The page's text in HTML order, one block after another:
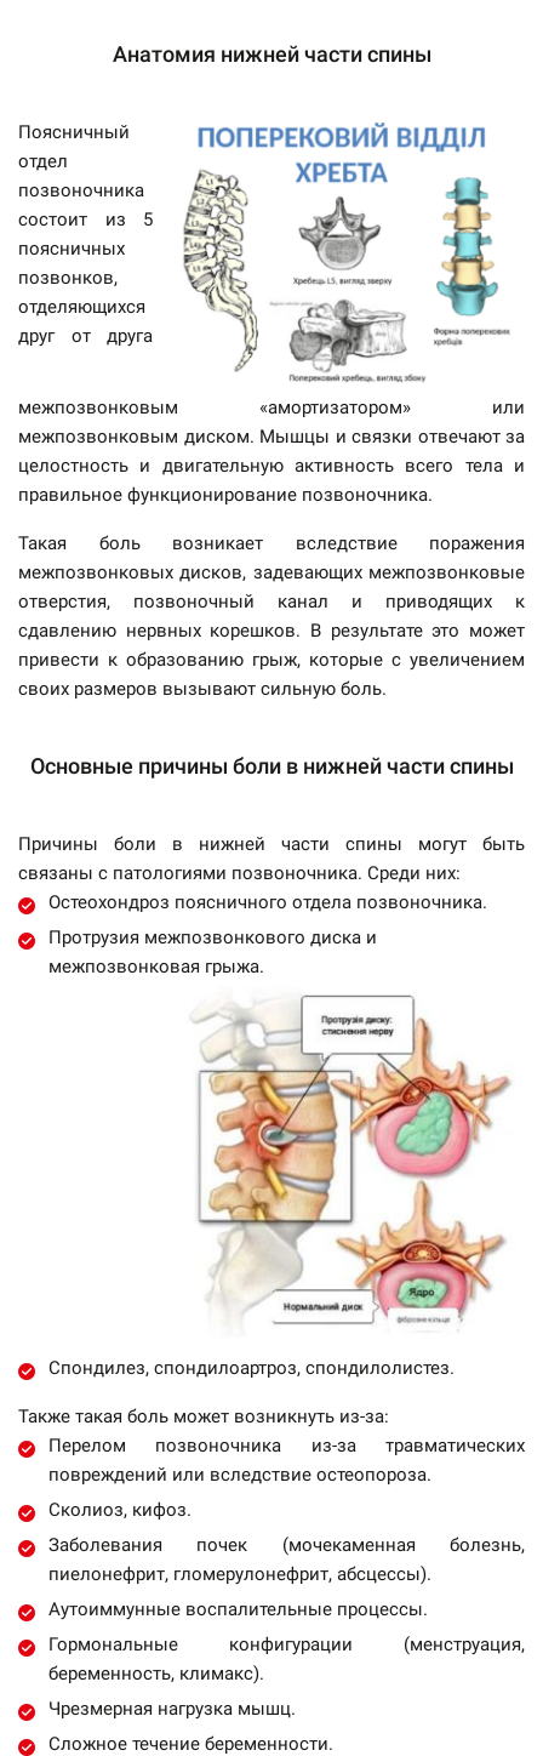
Анатомия нижней части спины
Поясничный
отдел
позвоночника
состоит из 5
поясничных
позвонков,
отделяющихся
друг от друга
межпозвонковым «амортизатором» или
межпозвонковым диском. Мышцы и связки отвечают за
целостность и двигательную активность всего тела и
правильное функционирование позвоночника.
Такая боль возникает вследствие поражения
межпозвонковых дисков, задевающих межпозвонковые
отверстия, позвоночный канал и приводящих к
сдавлению нервных корешков. В результате это может
привести к образованию грыж, которые с увеличением
своих размеров вызывают сильную боль.
Основные причины боли в нижней части спины
Причины боли в нижней части спины могут быть
связаны с патологиями позвоночника. Среди них:
Остеохондроз поясничного отдела позвоночника.
Протрузия межпозвонкового диска и
межпозвонковая грыжа.
Спондилез, спондилоартроз, спондилолистез.
Также такая боль может возникнуть из-за:
Перелом позвоночника из-за травматических
повреждений или вследствие остеопороза.
Сколиоз, кифоз.
Заболевания почек (мочекаменная болезнь,
пиелонефрит, гломерулонефрит, абсцессы).
Аутоиммунные воспалительные процессы.
Гормональные конфигурации (менструация,
беременность, климакс).
Чрезмерная нагрузка мышц.
Сложное течение беременности.